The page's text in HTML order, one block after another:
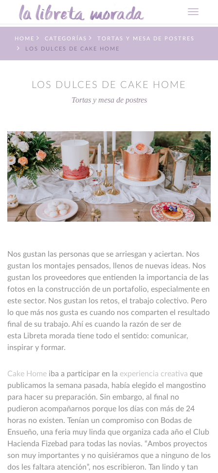
HOME CATEGORÍAS
TORTAS Y MESA DE POSTRES
LOS DULCES DE CAKE HOME
LOS DULCES DE CAKE HOME
Tortas y mesa de postres
Nos gustan las personas que se arriesgan y aciertan. Nos
gustan los montajes pensados, llenos de nuevas ideas. Nos
gustan los proveedores que entienden la importancia de las
fotos en la construcción de un portafolio, especialmente en
este sector. Nos gustan los retos, el trabajo colectivo. Pero
lo que más nos gusta es cuando nos comparten el resultado
final de su trabajo. Ahí es cuando la razón de ser de
esta Libreta morada tiene todo el sentido: comunicar,
inspirar y formar.
Cake Home iba a participar en la experiencia creativa que
publicamos la semana pasada, había elegido el mangostino
para hacer su preparación. Sin embargo, al final no
pudieron acompañarnos porque los días con más de 24
horas no existen. Tenían un compromiso con Bodas de
Ensueño, una feria muy linda que organiza cada año el Club
Hacienda Fizebad para todas las novias. “Ambos proyectos
son muy importantes y no quisiéramos que a ninguno de los
dos les faltara atención”, nos escribieron. Tan lindo y tan